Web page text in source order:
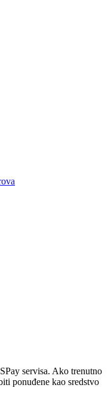
servisa. Ako trenutno
ponuđene kao sredstvo